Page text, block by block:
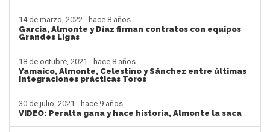
14 de marzo, 2022 - hace 8 años
García, Almonte y Díaz firman contratos con equipos
Grandes Ligas
18 de octubre, 2021 - hace 8 años
Yamaico, Almonte, Celestino y Sánchez entre últimas
integraciones prácticas Toros
30 de julio, 2021 - hace 9 años
VIDEO: Peralta gana y hace historia, Almonte la saca